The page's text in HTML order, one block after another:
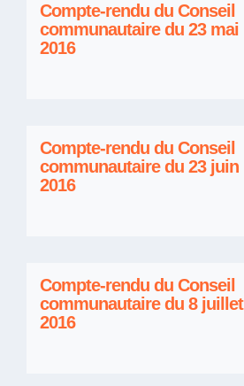
Compte-rendu du Conseil
communautaire du 23 mai
2016
Compte-rendu du Conseil
communautaire du 23 juin
2016
Compte-rendu du Conseil
communautaire du 8 juillet
2016